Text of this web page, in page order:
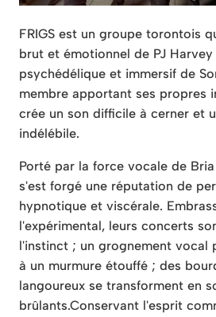
FRIGS est un groupe torontois
brut et émotionnel de PJ
psychédélique et immersif de
membre apportant ses propres
crée un son difficile à cerner et
indélébile.
Porté par la force vocale de
s'est forgé une réputation de
hypnotique et viscérale.
l'expérimental, leurs concerts
l'instinct ; un grognement vocal
à un murmure étouffé ; des
langoureux se transforment en
brûlants.Conservant l'esprit